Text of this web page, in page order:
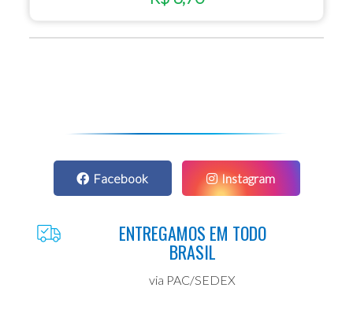
Facebook Instagram
ENTREGAMOS EM TODO
BRASIL
via PAC/SEDEX